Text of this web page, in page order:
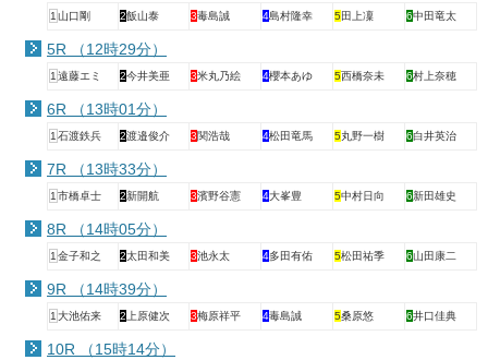
1山口剛 2飯山泰 3毒島誠 4島村隆幸 5田上凜 6中田竜太
5R （12時29分）
1遠藤エミ 2今井美亜 3米丸乃絵 4櫻本あゆ 5西橋奈未 6村上奈穂
6R （13時01分）
1石渡鉄兵 2渡邉俊介 3関浩哉 4松田竜馬 5丸野一樹 6白井英治
7R （13時33分）
1市橋卓士 2新開航 3濱野谷憲 4大峯豊 5中村日向 6新田雄史
8R （14時05分）
1金子和之 2太田和美 3池永太 4多田有佑 5松田祐季 6山田康二
9R （14時39分）
1大池佑来 2上原健次 3梅原祥平 4毒島誠 5桑原悠 6井口佳典
10R （15時14分）